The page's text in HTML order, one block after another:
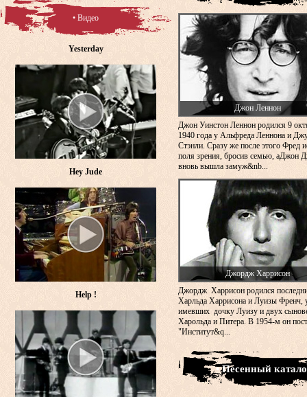
Джон Леннон
Джон Уинстон Леннон родился 9
1940 года у Альфреда Леннона и
Стэнли. Сразу же после этого Фред
поля зрения, бросив семью, аДжон
вновь вышла замуж&nb...
Джордж Харрисон
Джордж Харрисон родился
Харльда Харрисона и Луизы Френч,
имевших дочку Луизу и двух
Харольда и Питера. В 1954-м он
"Институт&q...
• Песенный
• Видео
Yesterday
Hey Jude
Help !